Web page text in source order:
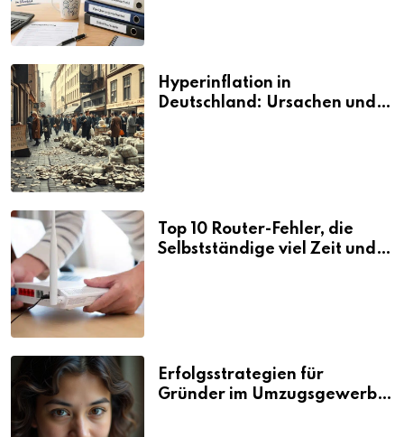
Hyperinflation in
Deutschland: Ursachen und
Top 10 Router-Fehler, die
Selbstständige viel Zeit und
Erfolgsstrategien für
Gründer im Umzugsgewerbe